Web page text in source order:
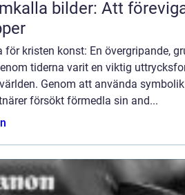
bilder: Att
för kristen konst: En övergripande,
tiderna varit en viktig
Genom att använda
försökt förmedla sin and...